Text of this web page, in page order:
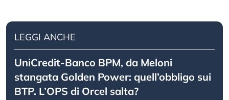
LEGGI ANCHE
UniCredit-Banco BPM, da Meloni
stangata Golden Power: quell’obbligo sui
BTP. L’OPS di Orcel salta?